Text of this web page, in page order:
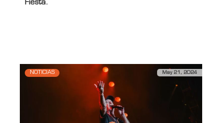
Fiesta.
NOTICIAS May 21, 2024